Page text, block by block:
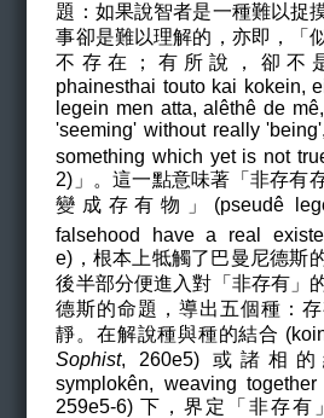
題：如果說智者是一種難以捉
事卻是難以理解的，亦即，「
不存在；有所說，卻不
phainesthai touto kai kokein,
legein men atta, alêthê de
'seeming' without really
something which yet is not
2)」。這一點意味著「非存有
變成存有物」(pseudê
falsehood have a real
e)，根本上牴觸了巴曼尼德斯
後半部分便進入對「非存有」
德斯的命題，導出五個種：存
靜。在解說種與種的結合
Sophist, 260e5) 或諸相
symplokên, weaving together
259e5-6) 下，界定「非存有